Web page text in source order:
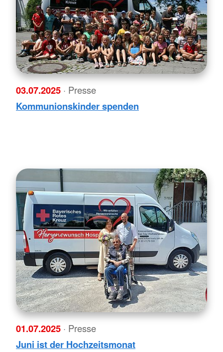
03.07.2025 · Presse
Kommunionskinder spenden
01.07.2025 · Presse
Juni ist der Hochzeitsmonat